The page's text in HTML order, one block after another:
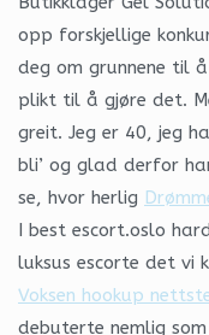
opp forskjellige
deg om grunnene til
plikt til å gjøre det.
greit. Jeg er 40, jeg
bli’ og glad derfor
se, hvor herlig
I best escort.oslo
luksus escorte det vi
Voksen hookup
debuterte nemlig